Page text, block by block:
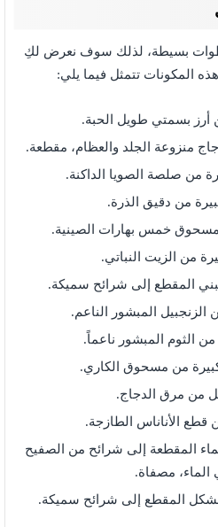
بسيطة، لذلك سوف نعرض لكِ
المكونات تتمثل فيما يلي:
من صلصة الصويا الداكنة.
من دقيق الذرة.
خمس بهارات الصينية.
من الزيت النباتي.
المقطع إلى شرائح سميكة.
الزنجبيل المبشور الناعم.
الثوم المبشور ناعماً.
من مسحوق الكاري.
الماء المقطعة إلى شرائح من الصفيح
الماء، مصفاة.
المقطع إلى شرائح سميكة.